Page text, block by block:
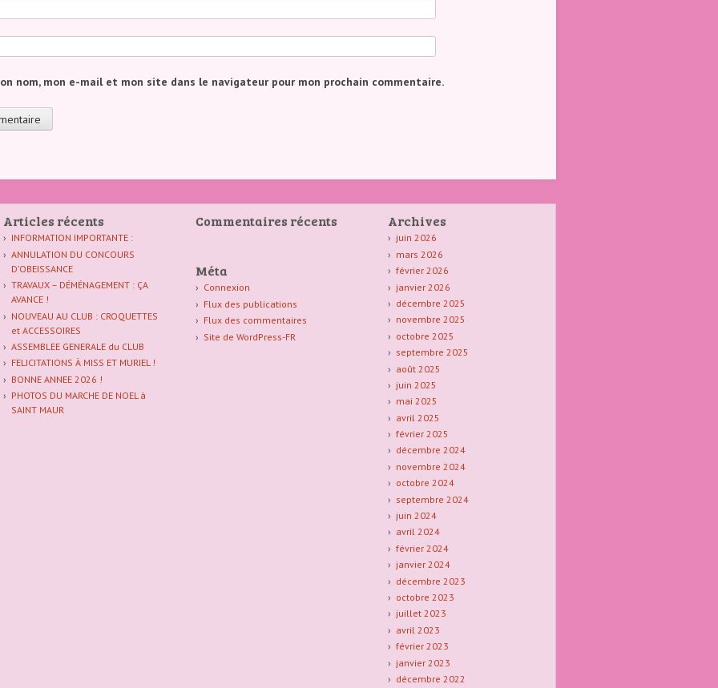
nom, mon e-mail et mon site dans le navigateur pour mon prochain commentaire.
Articles récents
INFORMATION IMPORTANTE :
ANNULATION DU CONCOURS
D’OBEISSANCE
TRAVAUX – DÉMÉNAGEMENT : ÇA
AVANCE !
NOUVEAU AU CLUB : CROQUETTES
et ACCESSOIRES
ASSEMBLEE GENERALE du CLUB
FELICITATIONS À MISS ET MURIEL !
BONNE ANNEE 2026 !
PHOTOS DU MARCHE DE NOEL à
SAINT MAUR
Commentaires récents Archives
juin 2026
mars 2026
février 2026
janvier 2026
décembre 2025
novembre 2025
octobre 2025
septembre 2025
août 2025
juin 2025
mai 2025
avril 2025
février 2025
décembre 2024
novembre 2024
octobre 2024
septembre 2024
juin 2024
avril 2024
février 2024
janvier 2024
décembre 2023
octobre 2023
juillet 2023
avril 2023
février 2023
janvier 2023
décembre 2022
Méta
Connexion
Flux des publications
Flux des commentaires
Site de WordPress-FR